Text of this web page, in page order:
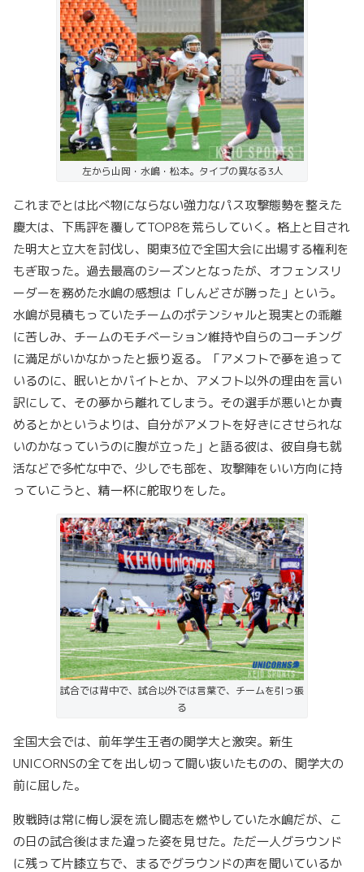
左から山岡・水嶋・松本。タイプの異なる3人
これまでとは比べ物にならない強力なパス攻撃態勢を整えた
慶大は、下馬評を覆してTOP8を荒らしていく。格上と目され
た明大と立大を討伐し、関東3位で全国大会に出場する権利を
もぎ取った。過去最高のシーズンとなったが、オフェンスリ
ーダーを務めた水嶋の感想は「しんどさが勝った」という。
水嶋が見積もっていたチームのポテンシャルと現実との乖離
に苦しみ、チームのモチベーション維持や自らのコーチング
に満足がいかなかったと振り返る。「アメフトで夢を追って
いるのに、眠いとかバイトとか、アメフト以外の理由を言い
訳にして、その夢から離れてしまう。その選手が悪いとか責
めるとかというよりは、自分がアメフトを好きにさせられな
いのかなっていうのに腹が立った」と語る彼は、彼自身も就
活などで多忙な中で、少しでも部を、攻撃陣をいい方向に持
っていこうと、精一杯に舵取りをした。
試合では背中で、試合以外では言葉で、チームを引っ張
る
全国大会では、前年学生王者の関学大と激突。新生
UNICORNSの全てを出し切って闘い抜いたものの、関学大の
前に屈した。
敗戦時は常に悔し涙を流し闘志を燃やしていた水嶋だが、こ
の日の試合後はまた違った姿を見せた。ただ一人グラウンド
に残って片膝立ちで、まるでグラウンドの声を聞いているか